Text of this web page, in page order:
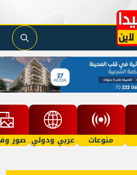
منوعات عربي ودولي صور